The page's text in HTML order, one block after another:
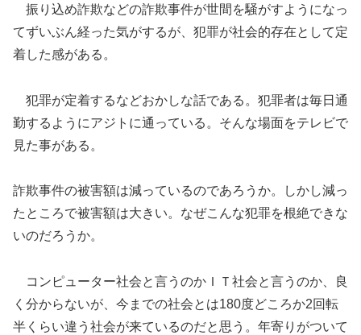
振り込め詐欺などの詐欺事件が世間を騒がすようになっ
てずいぶん経った気がするが、犯罪が社会的存在として定
着した感がある。
犯罪が定着するなどおかしな話である。犯罪者は毎日通
勤するようにアジトに通っている。そんな場面をテレビで
見た事がある。
詐欺事件の被害額は減っているのであろうか。しかし減っ
たところで被害額は大きい。なぜこんな犯罪を根絶できな
いのだろうか。
コンピューター社会と言うのかＩＴ社会と言うのか、良
く分からないが、今までの社会とは180度どころか2回転
半くらい違う社会が来ているのだと思う。年寄りがついて